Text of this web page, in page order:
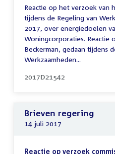
Reactie op het verzoek van
tijdens de Regeling van
2017, over energiedoelen
Woningcorporaties. Reactie
Beckerman, gedaan tijdens
Werkzaamheden...
2017D21542
Brieven regering
14 juli 2017
Reactie op verzoek